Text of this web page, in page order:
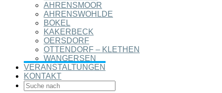
AHRENSMOOR
AHRENSWOHLDE
BOKEL
KAKERBECK
OERSDORF
OTTENDORF – KLETHEN
WANGERSEN
VERANSTALTUNGEN
KONTAKT
SEARCH